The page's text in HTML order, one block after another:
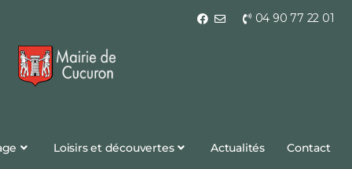
04 90 77 22 01
Loisirs et découvertes Actualités Contact